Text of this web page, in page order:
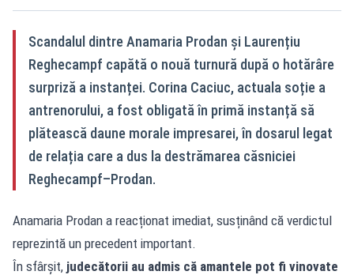
Scandalul dintre Anamaria Prodan și Laurențiu
Reghecampf capătă o nouă turnură după o hotărâre
surpriză a instanței. Corina Caciuc, actuala soție a
antrenorului, a fost obligată în primă instanță să
plătească daune morale impresarei, în dosarul legat
de relația care a dus la destrămarea căsniciei
Reghecampf–Prodan.
Anamaria Prodan a reacționat imediat, susținând că verdictul
reprezintă un precedent important.
În sfârșit, judecătorii au admis că amantele pot fi vinovate